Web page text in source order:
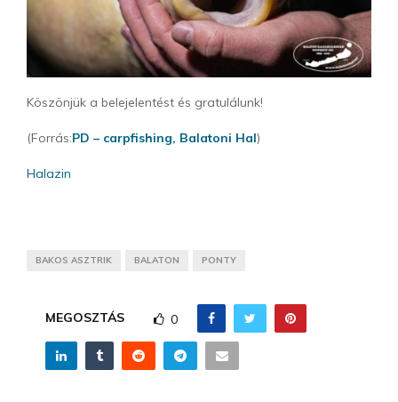
Köszönjük a belejelentést és gratulálunk!
(Forrás:PD – carpfishing, Balatoni Hal)
Halazin
BAKOS ASZTRIK BALATON PONTY
MEGOSZTÁS 0